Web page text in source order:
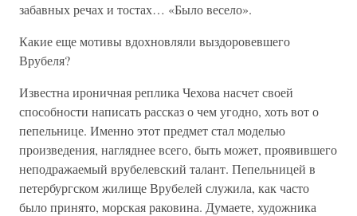
забавных речах и тостах… «Было весело».
Какие еще мотивы вдохновляли выздоровевшего
Врубеля?
Известна ироничная реплика Чехова насчет своей
способности написать рассказ о чем угодно, хоть вот о
пепельнице. Именно этот предмет стал моделью
произведения, нагляднее всего, быть может, проявившего
неподражаемый врубелевский талант. Пепельницей в
петербургском жилище Врубелей служила, как часто
было принято, морская раковина. Думаете, художника